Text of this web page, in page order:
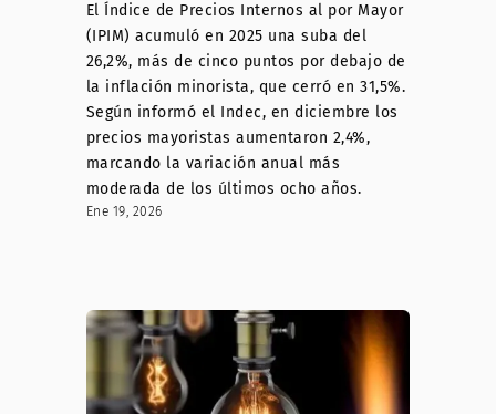
El Índice de Precios Internos al por Mayor
(IPIM) acumuló en 2025 una suba del
26,2%, más de cinco puntos por debajo de
la inflación minorista, que cerró en 31,5%.
Según informó el Indec, en diciembre los
precios mayoristas aumentaron 2,4%,
marcando la variación anual más
moderada de los últimos ocho años.
Ene 19, 2026